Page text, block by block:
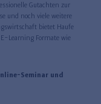
Gutachten zur
und noch viele weitere
bietet Haufe
Learning Formate wie
Seminar und